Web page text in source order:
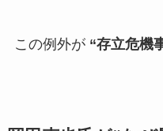
この例外が “存立危機